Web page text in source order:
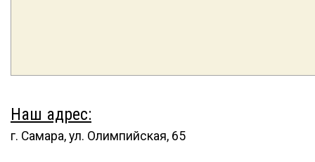
Наш адрес:
г. Самара, ул. Олимпийская, 65